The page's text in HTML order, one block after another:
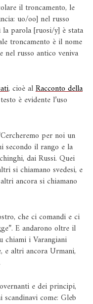
il troncamento, le
uo/oo] nel russo
parola [ruosi/y] è stata
troncamento è il nome
nel russo antico veniva
, cioè alRacconto della
è evidente l’uso
per noi un
secondo il rango e la
dai Russi. Quei
si chiamano svedesi, e
ancora si chiamano
che ci comandi e ci
E andarono oltre il
chiami i Varangiani
e altri ancora Urmani,
e dei principi,
come: Gleb